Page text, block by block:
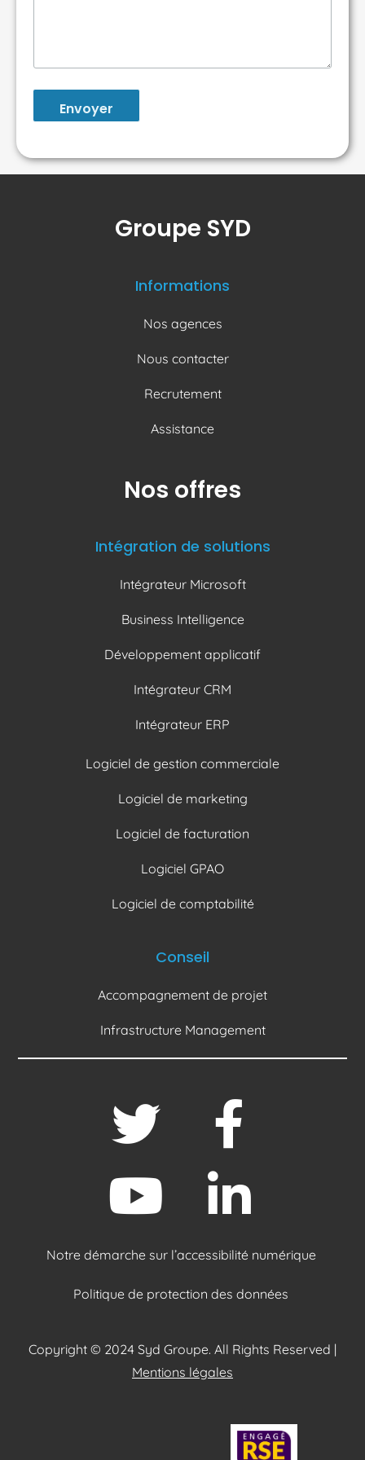
Envoyer
Groupe SYD
Informations
Nos agences
Nous contacter
Recrutement
Assistance
Nos offres
Intégration de solutions
Intégrateur Microsoft
Business Intelligence
Développement applicatif
Intégrateur CRM
Intégrateur ERP
Logiciel de gestion commerciale
Logiciel de marketing
Logiciel de facturation
Logiciel GPAO
Logiciel de comptabilité
Conseil
Accompagnement de projet
Infrastructure Management
Notre démarche sur l’accessibilité numérique
Politique de protection des données
Copyright © 2024 Syd Groupe. All Rights Reserved |
Mentions légales